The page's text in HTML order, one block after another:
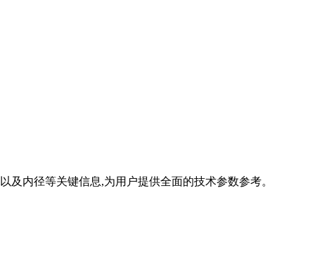
内径等关键信息,为用户提供全面的技术参数参考。